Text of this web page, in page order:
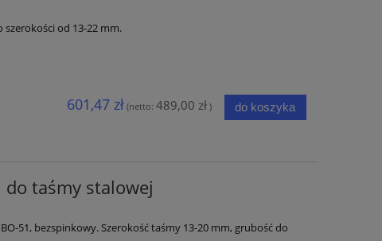
od 13-22 mm.
601,47 zł (netto: 489,00 zł) do koszyka
do taśmy stalowej
51, bezspinkowy. Szerokość taśmy 13-20 mm, grubość do